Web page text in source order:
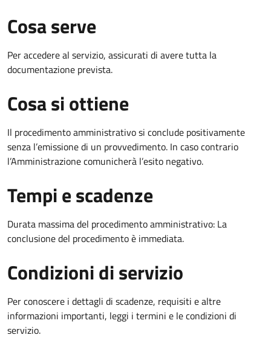
Cosa serve
Per accedere al servizio, assicurati di avere tutta la
documentazione prevista.
Cosa si ottiene
Il procedimento amministrativo si conclude positivamente
senza l’emissione di un provvedimento. In caso contrario
l’Amministrazione comunicherà l’esito negativo.
Tempi e scadenze
Durata massima del procedimento amministrativo: La
conclusione del procedimento è immediata.
Condizioni di servizio
Per conoscere i dettagli di scadenze, requisiti e altre
informazioni importanti, leggi i termini e le condizioni di
servizio.